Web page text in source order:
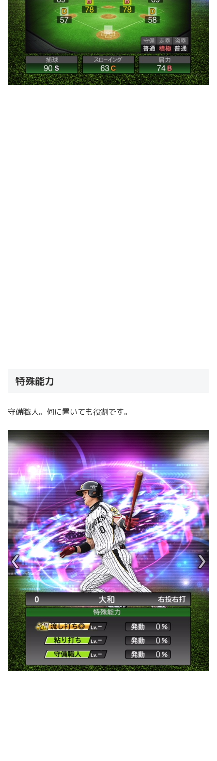
特殊能力
守備職人。何に置いても役割です。